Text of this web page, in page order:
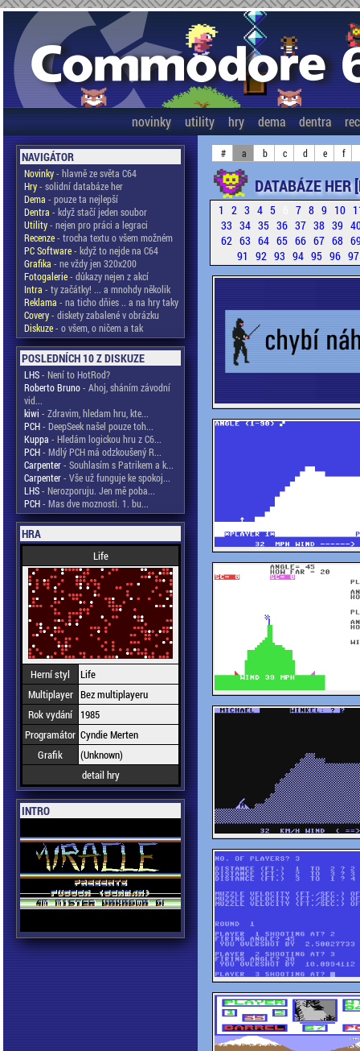
novinky utility hry dema dentra
NAVIGÁTOR
Novinky- hlavně ze světa C64
Hry- solidní databáze her
Dema - pouze ta nejlepší
Dentra - když stačí jeden soubor
Utility- nejen pro práci a legraci
Recenze- trocha textu o všem možném
PC Software- když to nejde na C64
Grafika - ne vždy jen 320x200
Fotogalerie- důkazy nejen z akcí
Intra - ty začátky! ... a mnohdy několik
Reklama - na ticho dňies .. a na hry taky
Covery- diskety zabalené v obrázku
Diskuze- o všem, o ničem a tak
POSLEDNÍCH 10 Z DISKUZE
LHS- Není to HotRod?
Roberto Bruno- Ahoj, sháním závodní
vid...
kiwi - Zdravim, hledam hru, kte...
PCH- DeepSeek našel pouze toh...
Kuppa - Hledám logickou hru z C6...
PCH- Mdlý PCH má odzkoušený R...
Carpenter- Souhlasím s Patrikem a k...
Carpenter- Vše už funguje ke spokoj...
LHS- Nerozporuju. Jen mě poba...
PCH- Mas dve moznosti. 1. bu...
HRA
Life
Herní styl
Life
Multiplayer Bez multiplayeru
Rok vydání
1985
Programátor Cyndie Merten
Grafik
(Unknown)
detail hry
INTRO
# a b c d e f
DATABÁZE
1 2 3 4 5 7 8 9 10
33 34 35 36 37 38 39
62 63 64 65 66 67 68
91 92 93 94 95 96